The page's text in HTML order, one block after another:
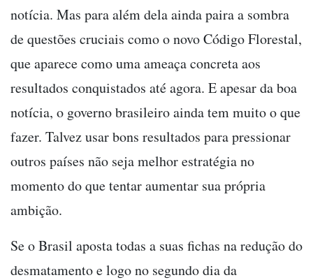
notícia. Mas para além dela ainda paira a sombra
de questões cruciais como o novo Código Florestal,
que aparece como uma ameaça concreta aos
resultados conquistados até agora. E apesar da boa
notícia, o governo brasileiro ainda tem muito o que
fazer. Talvez usar bons resultados para pressionar
outros países não seja melhor estratégia no
momento do que tentar aumentar sua própria
ambição.
Se o Brasil aposta todas a suas fichas na redução do
desmatamento e logo no segundo dia da